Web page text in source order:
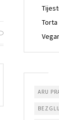
Torta
ARU